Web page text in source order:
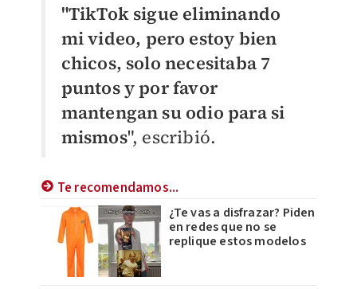
"TikTok sigue eliminando
mi video, pero estoy bien
chicos, solo necesitaba 7
puntos y por favor
mantengan su odio para si
mismos", escribió.
Te recomendamos...
¿Te vas a disfrazar? Piden
en redes que no se
replique estos modelos